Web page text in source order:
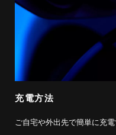
充電方法
ご自宅や外出先で簡単に充